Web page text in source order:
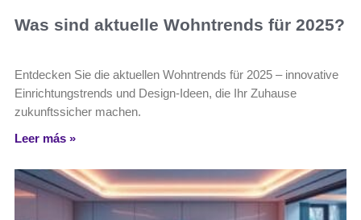
Was sind aktuelle Wohntrends für 2025?
Entdecken Sie die aktuellen Wohntrends für 2025 – innovative
Einrichtungstrends und Design-Ideen, die Ihr Zuhause
zukunftssicher machen.
Leer más »